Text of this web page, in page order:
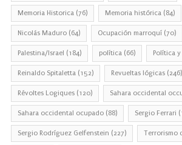
Memoria Historica (76) Memoria histórica (84)
Nicolás Maduro (64) Ocupación marroquí (70)
Palestina/Israel (184) política (66) Política
Reinaldo Spitaletta (152) Revueltas lógicas (246)
Révoltes Logiques (120) Sahara occidental
Sahara occidental ocupado (88) Sergio Ferrari
Sergio Rodríguez Gelfenstein (227) Terrorismo